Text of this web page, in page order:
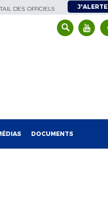
DES OFFICIELS J'ALERTE
DOCUMENTS